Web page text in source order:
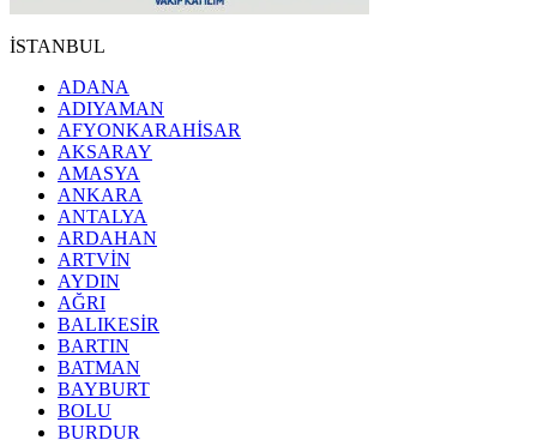
İSTANBUL
ADANA
ADIYAMAN
AFYONKARAHİSAR
AKSARAY
AMASYA
ANKARA
ANTALYA
ARDAHAN
ARTVİN
AYDIN
AĞRI
BALIKESİR
BARTIN
BATMAN
BAYBURT
BOLU
BURDUR